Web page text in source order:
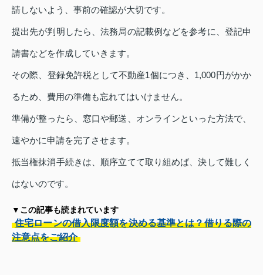
請しないよう、事前の確認が大切です。
提出先が判明したら、法務局の記載例などを参考に、登記申
請書などを作成していきます。
その際、登録免許税として不動産1個につき、1,000円がかか
るため、費用の準備も忘れてはいけません。
準備が整ったら、窓口や郵送、オンラインといった方法で、
速やかに申請を完了させます。
抵当権抹消手続きは、順序立てて取り組めば、決して難しく
はないのです。
▼この記事も読まれています
住宅ローンの借入限度額を決める基準とは？借りる際の
注意点をご紹介